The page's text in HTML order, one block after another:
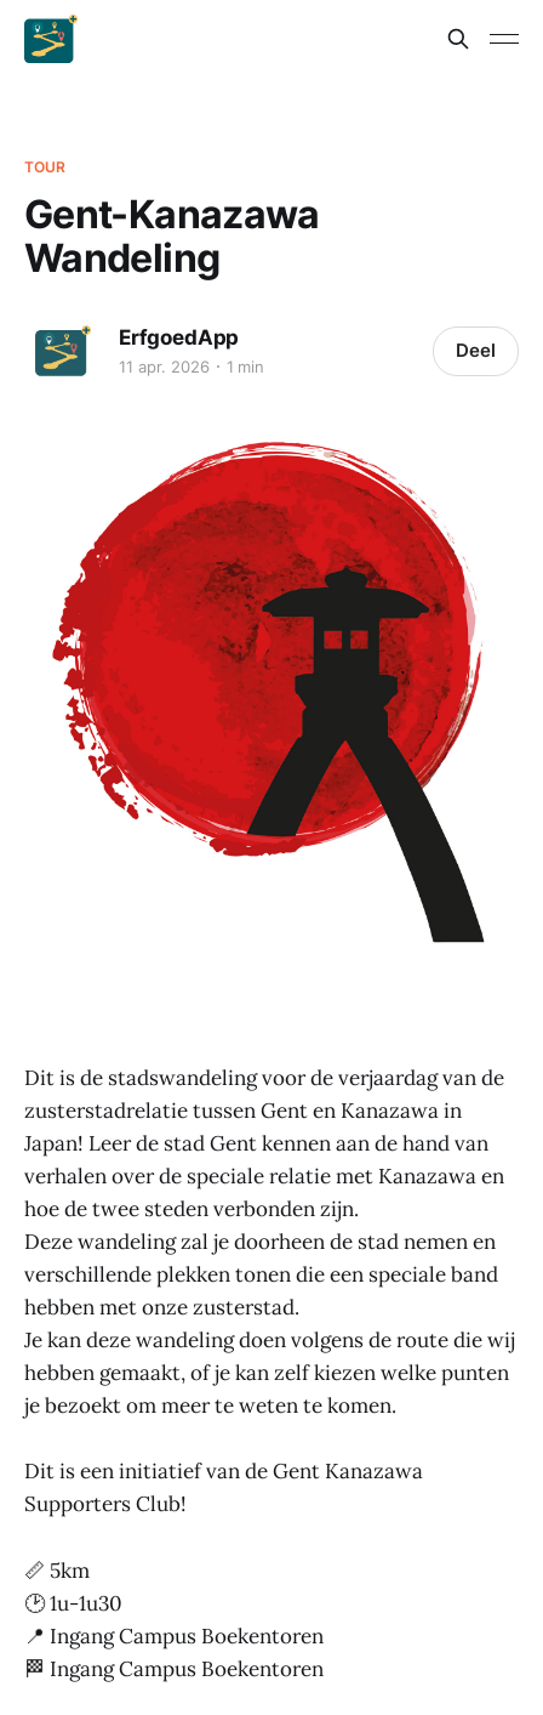
TOUR
Gent-Kanazawa
Wandeling
ErfgoedApp
11 apr. 2026 1 min
Deel
Dit is de stadswandeling voor de verjaardag van de
zusterstadrelatie tussen Gent en Kanazawa in
Japan! Leer de stad Gent kennen aan de hand van
verhalen over de speciale relatie met Kanazawa en
hoe de twee steden verbonden zijn.
Deze wandeling zal je doorheen de stad nemen en
verschillende plekken tonen die een speciale band
hebben met onze zusterstad.
Je kan deze wandeling doen volgens de route die wij
hebben gemaakt, of je kan zelf kiezen welke punten
je bezoekt om meer te weten te komen.
Dit is een initiatief van de Gent Kanazawa
Supporters Club!
📏 5km
🕑 1u-1u30
📍 Ingang Campus Boekentoren
🏁 Ingang Campus Boekentoren